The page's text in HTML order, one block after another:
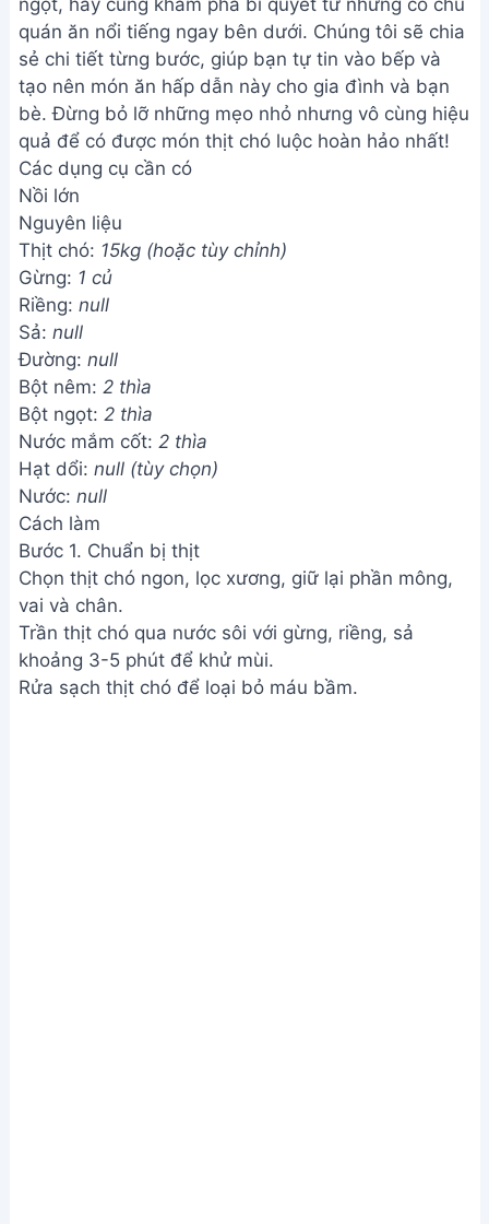
ngọt, hãy cùng khám phá bí quyết từ những cô chủ
quán ăn nổi tiếng ngay bên dưới. Chúng tôi sẽ chia
sẻ chi tiết từng bước, giúp bạn tự tin vào bếp và
tạo nên món ăn hấp dẫn này cho gia đình và bạn
bè. Đừng bỏ lỡ những mẹo nhỏ nhưng vô cùng hiệu
quả để có được món thịt chó luộc hoàn hảo nhất!
Các dụng cụ cần có
Nồi lớn
Nguyên liệu
Thịt chó: 15kg (hoặc tùy chỉnh)
Gừng: 1 củ
Riềng: null
Sả: null
Đường: null
Bột nêm: 2 thìa
Bột ngọt: 2 thìa
Nước mắm cốt: 2 thìa
Hạt dổi: null (tùy chọn)
Nước: null
Cách làm
Bước 1. Chuẩn bị thịt
Chọn thịt chó ngon, lọc xương, giữ lại phần mông,
vai và chân.
Trần thịt chó qua nước sôi với gừng, riềng, sả
khoảng 3-5 phút để khử mùi.
Rửa sạch thịt chó để loại bỏ máu bầm.